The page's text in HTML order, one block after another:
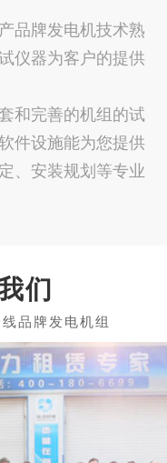
品牌发电机技术熟
仪器为客户的提供
和完善的机组的试
件设施能为您提供
、安装规划等专业
们